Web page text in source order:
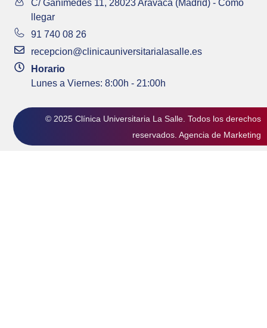
C/ Ganímedes 11, 28023 Aravaca (Madrid) - Como
llegar
91 740 08 26
recepcion@clinicauniversitarialasalle.es
Horario
Lunes a Viernes: 8:00h - 21:00h
© 2025 Clínica Universitaria La Salle. Todos los derechos
reservados. Agencia de Marketing